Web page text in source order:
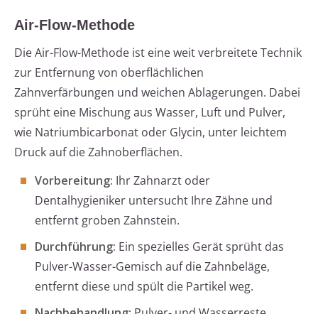
Air-Flow-Methode
Die Air-Flow-Methode ist eine weit verbreitete Technik
zur Entfernung von oberflächlichen
Zahnverfärbungen und weichen Ablagerungen. Dabei
sprüht eine Mischung aus Wasser, Luft und Pulver,
wie Natriumbicarbonat oder Glycin, unter leichtem
Druck auf die Zahnoberflächen.
Vorbereitung: Ihr Zahnarzt oder
Dentalhygieniker untersucht Ihre Zähne und
entfernt groben Zahnstein.
Durchführung: Ein spezielles Gerät sprüht das
Pulver-Wasser-Gemisch auf die Zahnbeläge,
entfernt diese und spült die Partikel weg.